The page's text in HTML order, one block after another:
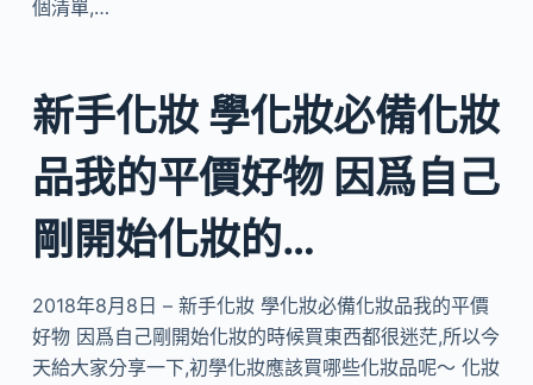
個清單,…
新手化妝 學化妝必備化妝
品我的平價好物 因爲自己
剛開始化妝的…
2018年8月8日 – 新手化妝 學化妝必備化妝品我的平價
好物 因爲自己剛開始化妝的時候買東西都很迷茫,所以今
天給大家分享一下,初學化妝應該買哪些化妝品呢～ 化妝